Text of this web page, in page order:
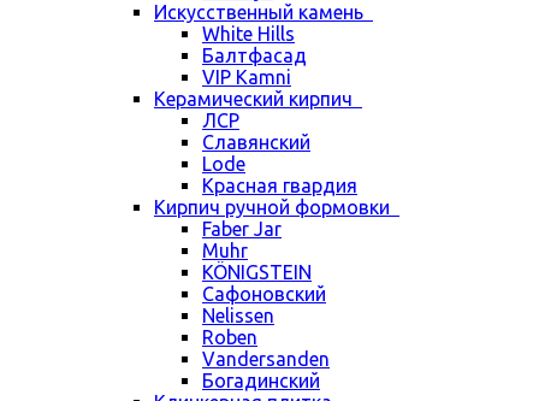
Искусственный камень
White Hills
Балтфасад
VIP Kamni
Керамический кирпич
ЛСР
Славянский
Lode
Красная гвардия
Кирпич ручной формовки
Faber Jar
Muhr
KÖNIGSTEIN
Сафоновский
Nelissen
Roben
Vandersanden
Богадинский